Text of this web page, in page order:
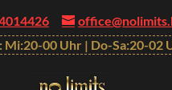
Mi:20-00 Uhr | Do-Sa:20-02